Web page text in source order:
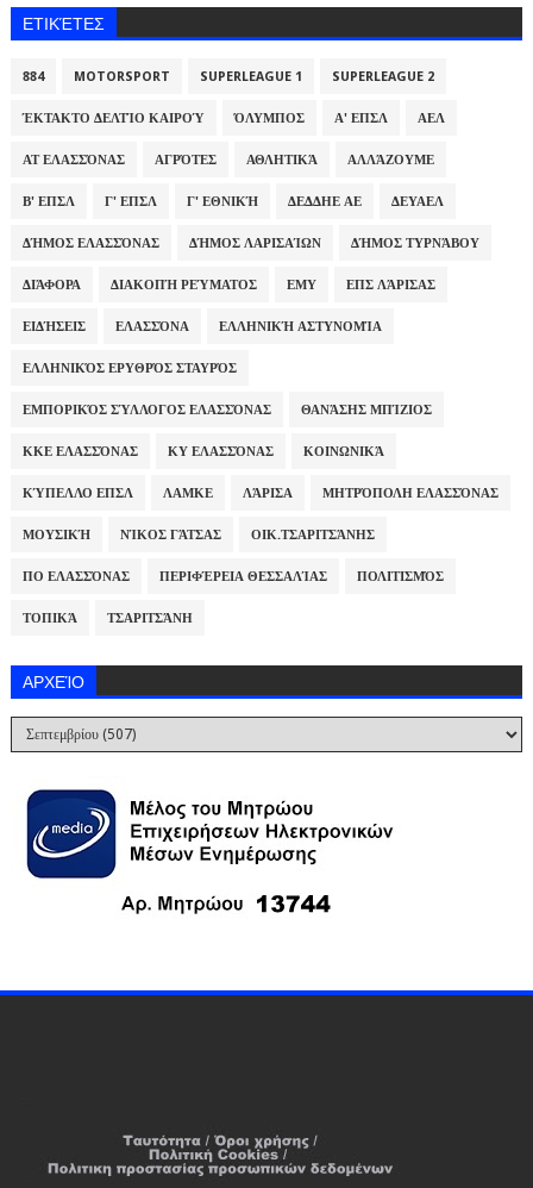
ΕΤΙΚΈΤΕΣ
884 MOTORSPORT SUPERLEAGUE 1 SUPERLEAGUE 2
ΈΚΤΑΚΤΟ ΔΕΛΤΊΟ ΚΑΙΡΟΎ ΌΛΥΜΠΟΣ Α' ΕΠΣΛ ΑΕΛ
ΑΤ ΕΛΑΣΣΌΝΑΣ ΑΓΡΌΤΕΣ ΑΘΛΗΤΙΚΆ ΑΛΛΆΖΟΥΜΕ
Β' ΕΠΣΛ Γ' ΕΠΣΛ Γ' ΕΘΝΙΚΉ ΔΕΔΔΗΕ ΑΕ ΔΕΥΑΕΛ
ΔΉΜΟΣ ΕΛΑΣΣΌΝΑΣ ΔΉΜΟΣ ΛΑΡΙΣΑΊΩΝ ΔΉΜΟΣ ΤΥΡΝΆΒΟΥ
ΔΙΆΦΟΡΑ ΔΙΑΚΟΠΉ ΡΕΎΜΑΤΟΣ ΕΜΥ ΕΠΣ ΛΆΡΙΣΑΣ
ΕΙΔΉΣΕΙΣ ΕΛΑΣΣΌΝΑ ΕΛΛΗΝΙΚΉ ΑΣΤΥΝΟΜΊΑ
ΕΛΛΗΝΙΚΌΣ ΕΡΥΘΡΌΣ ΣΤΑΥΡΌΣ
ΕΜΠΟΡΙΚΌΣ ΣΎΛΛΟΓΟΣ ΕΛΑΣΣΌΝΑΣ ΘΑΝΆΣΗΣ ΜΠΊΖΙΟΣ
ΚΚΕ ΕΛΑΣΣΌΝΑΣ ΚΥ ΕΛΑΣΣΌΝΑΣ ΚΟΙΝΩΝΙΚΆ
ΚΎΠΕΛΛΟ ΕΠΣΛ ΛΑΜΚΕ ΛΆΡΙΣΑ ΜΗΤΡΌΠΟΛΗ ΕΛΑΣΣΌΝΑΣ
ΜΟΥΣΙΚΉ ΝΊΚΟΣ ΓΆΤΣΑΣ ΟΙΚ.ΤΣΑΡΙΤΣΆΝΗΣ
ΠΟ ΕΛΑΣΣΌΝΑΣ ΠΕΡΙΦΈΡΕΙΑ ΘΕΣΣΑΛΊΑΣ ΠΟΛΙΤΙΣΜΌΣ
ΤΟΠΙΚΆ ΤΣΑΡΙΤΣΆΝΗ
ΑΡΧΕΊΟ